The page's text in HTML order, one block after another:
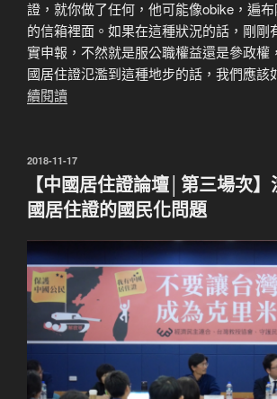
證，就你做了任何，他可能像obike，遍
的信箱裡面。如果在這種狀況的話，剛剛
實申報，不然就是服公職權益還是參政權
國居住證氾濫到這種地步的話，我們應
續閱讀
發
2018-11-17
【中國居住證論壇│第三場次
國居住證的國民化問題